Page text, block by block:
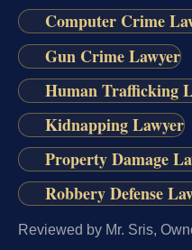
Computer Crime
Gun Crime Lawyer
Human Trafficking
Kidnapping Lawyer
Property Damage
Robbery Defense
Reviewed by Mr. Sris,